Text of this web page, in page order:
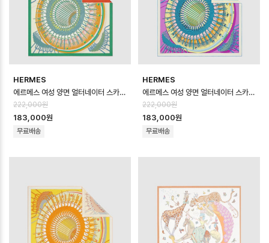
HERMES
에르메스 여성 양면 얼터네이터 스카프 - Hermes Womens Alternateur D…
222,000원
183,000원
무료배송
HERMES
에르메스 여성 양면 얼터네이터 스카프 - Hermes Womens Alternateur D…
222,000원
183,000원
무료배송